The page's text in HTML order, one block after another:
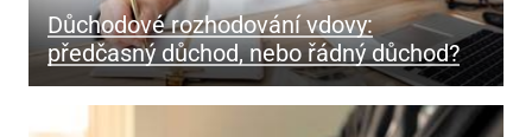
Důchodové rozhodování vdovy:
předčasný důchod, nebo řádný důchod?